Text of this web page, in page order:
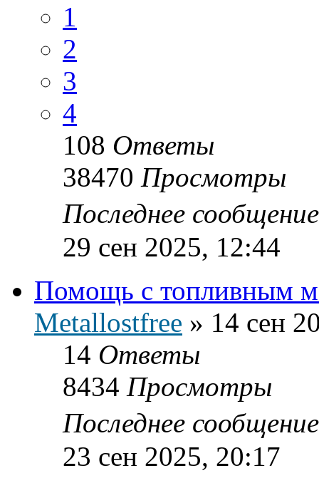
1
2
3
4
108 Ответы
38470 Просмотры
Последнее
29 сен 2025, 12:44
Помощь с топливным
Metallostfree » 14 сен
14 Ответы
8434 Просмотры
Последнее
23 сен 2025, 20:17